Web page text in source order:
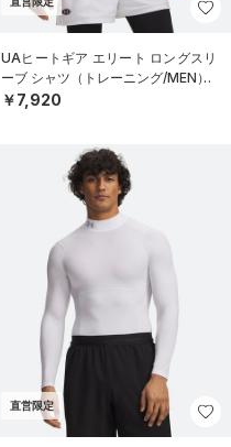
UAヒートギア エリート ロングスリ
ーブ シャツ（トレーニング/MEN）
￥7,920
直営限定